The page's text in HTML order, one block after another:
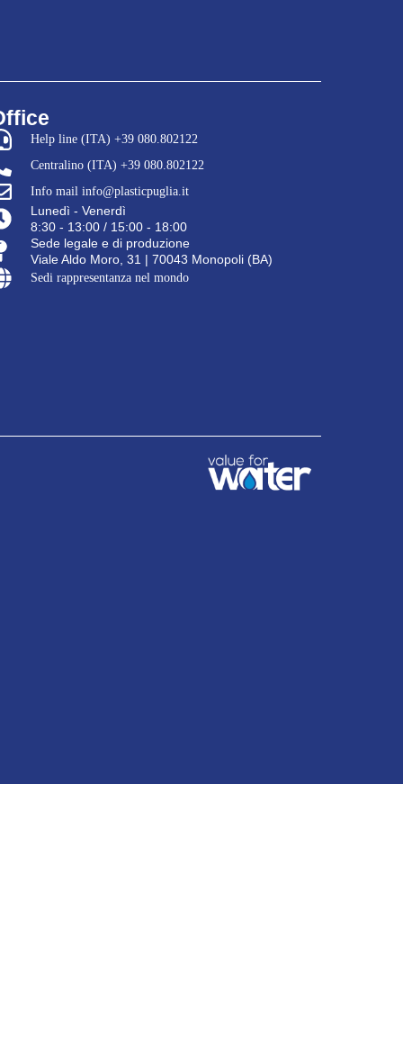
Help line (ITA) +39 080.802122
Centralino (ITA) +39 080.802122
Info mail info@plasticpuglia.it
Lunedì - Venerdì
8:30 - 13:00 / 15:00 - 18:00
Sede legale e di produzione
Viale Aldo Moro, 31 | 70043 Monopoli (BA)
Sedi rappresentanza nel mondo